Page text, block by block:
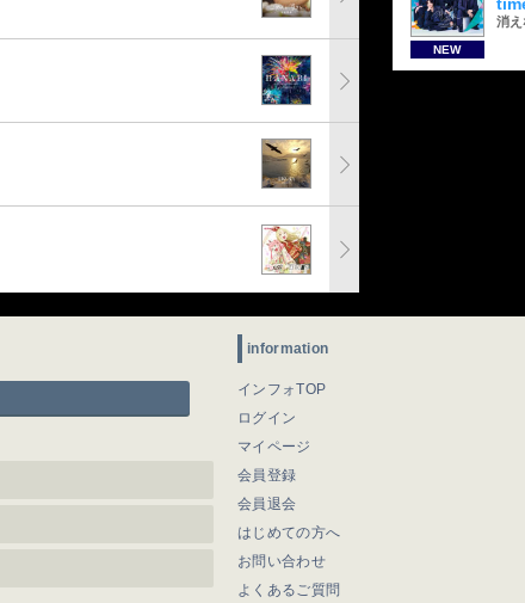
NEW
消え
information
インフォTOP
ログイン
マイページ
会員登録
会員退会
はじめての方へ
お問い合わせ
よくあるご質問